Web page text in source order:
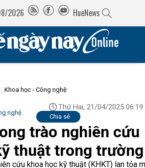
2026 HueNews
Khoa học - Công nghệ
nghệ
Thứ Hai, 21/04/2025 06:19
Chia sẻ
trào nghiên cứu
thuật trong
cứu khoa học kỹ thuật (KHKT) lan tỏa